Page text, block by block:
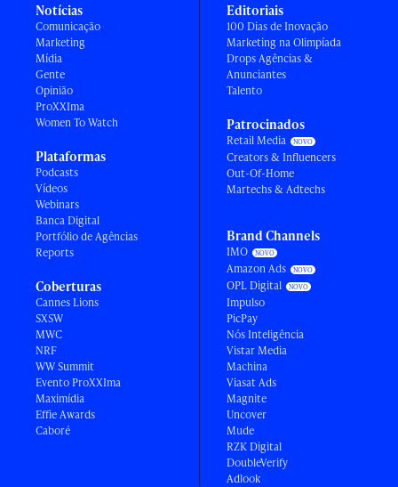
Notícias
Comunicação
Marketing
Mídia
Gente
Opinião
ProXXIma
Women To Watch
Plataformas
Podcasts
Vídeos
Webinars
Banca Digital
Portfólio de Agências
Reports
Coberturas
Cannes Lions
SXSW
MWC
NRF
WW Summit
Evento ProXXIma
Maximídia
Effie Awards
Caboré
Editoriais
100 Dias de Inovação
Marketing na Olimpíada
Drops Agências &
Anunciantes
Talento
Patrocinados
Retail Media
Creators & Influencers
Out-Of-Home
Martechs & Adtechs
Brand Channels
IMO
Amazon Ads
OPL Digital
Impulso
PicPay
Nós Inteligência
Vistar Media
Machina
Viasat Ads
Magnite
Uncover
Mude
RZK Digital
DoubleVerify
Adlook